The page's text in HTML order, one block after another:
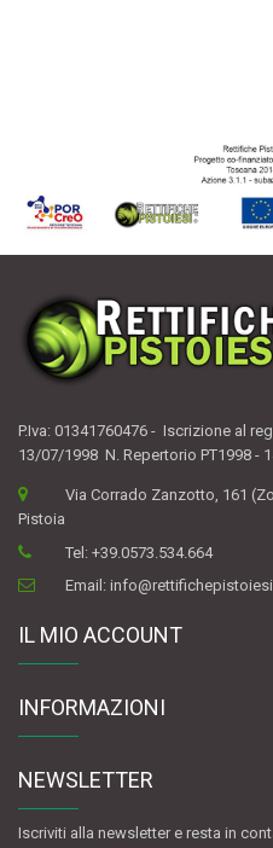
P.Iva: 01341760476 - Iscrizione al
13/07/1998 N. Repertorio PT1998 -
Via Corrado Zanzotto, 161
Pistoia
Tel:+39.0573.534.664
Email:
IL MIO ACCOUNT
INFORMAZIONI
NEWSLETTER
Iscriviti alla newsletter e resta in